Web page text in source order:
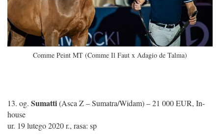
Comme Peint MT (Comme Il Faut x Adagio de Talma)
13. og. Sumatti(Asca Z – Sumatra/Widam) – 21 000 EUR, In-
house
ur. 19 lutego 2020 r., rasa: sp